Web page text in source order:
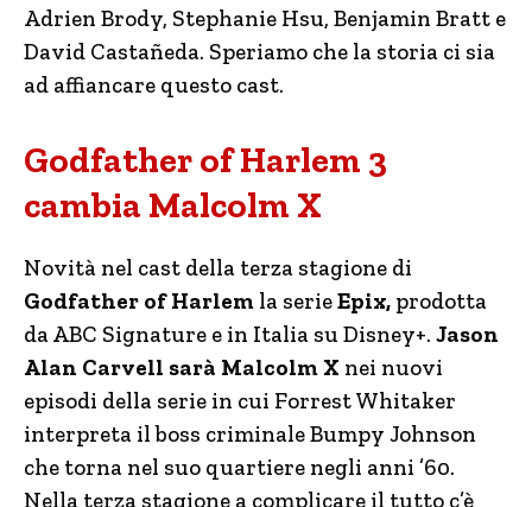
Adrien Brody, Stephanie Hsu, Benjamin Bratt e
David Castañeda. Speriamo che la storia ci sia
ad affiancare questo cast.
Godfather of Harlem 3
cambia Malcolm X
Novità nel cast della terza stagione di
Godfather of Harlem la serieEpix, prodotta
da ABC Signature e in Italia su Disney+. Jason
Alan Carvell sarà Malcolm X nei nuovi
episodi della serie in cui Forrest Whitaker
interpreta il boss criminale Bumpy Johnson
che torna nel suo quartiere negli anni ’60.
Nella terza stagione a complicare il tutto c’è